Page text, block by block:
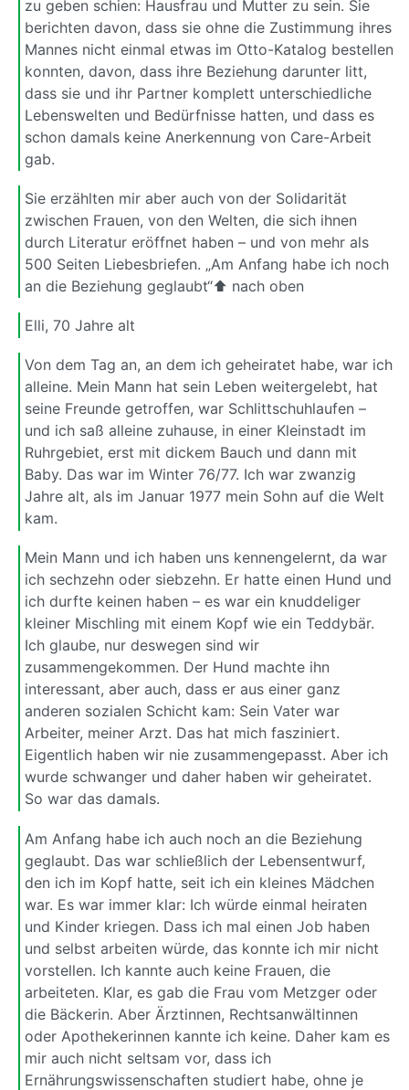
zu geben schien: Hausfrau und Mutter zu sein. Sie
berichten davon, dass sie ohne die Zustimmung ihres
Mannes nicht einmal etwas im Otto-Katalog bestellen
konnten, davon, dass ihre Beziehung darunter litt,
dass sie und ihr Partner komplett unterschiedliche
Lebenswelten und Bedürfnisse hatten, und dass es
schon damals keine Anerkennung von Care-Arbeit
gab.
Sie erzählten mir aber auch von der Solidarität
zwischen Frauen, von den Welten, die sich ihnen
durch Literatur eröffnet haben – und von mehr als
500 Seiten Liebesbriefen. „Am Anfang habe ich noch
an die Beziehung geglaubt“⬆ nach oben
Elli, 70 Jahre alt
Von dem Tag an, an dem ich geheiratet habe, war ich
alleine. Mein Mann hat sein Leben weitergelebt, hat
seine Freunde getroffen, war Schlittschuhlaufen –
und ich saß alleine zuhause, in einer Kleinstadt im
Ruhrgebiet, erst mit dickem Bauch und dann mit
Baby. Das war im Winter 76/77. Ich war zwanzig
Jahre alt, als im Januar 1977 mein Sohn auf die Welt
kam.
Mein Mann und ich haben uns kennengelernt, da war
ich sechzehn oder siebzehn. Er hatte einen Hund und
ich durfte keinen haben – es war ein knuddeliger
kleiner Mischling mit einem Kopf wie ein Teddybär.
Ich glaube, nur deswegen sind wir
zusammengekommen. Der Hund machte ihn
interessant, aber auch, dass er aus einer ganz
anderen sozialen Schicht kam: Sein Vater war
Arbeiter, meiner Arzt. Das hat mich fasziniert.
Eigentlich haben wir nie zusammengepasst. Aber ich
wurde schwanger und daher haben wir geheiratet.
So war das damals.
Am Anfang habe ich auch noch an die Beziehung
geglaubt. Das war schließlich der Lebensentwurf,
den ich im Kopf hatte, seit ich ein kleines Mädchen
war. Es war immer klar: Ich würde einmal heiraten
und Kinder kriegen. Dass ich mal einen Job haben
und selbst arbeiten würde, das konnte ich mir nicht
vorstellen. Ich kannte auch keine Frauen, die
arbeiteten. Klar, es gab die Frau vom Metzger oder
die Bäckerin. Aber Ärztinnen, Rechtsanwältinnen
oder Apothekerinnen kannte ich keine. Daher kam es
mir auch nicht seltsam vor, dass ich
Ernährungswissenschaften studiert habe, ohne je